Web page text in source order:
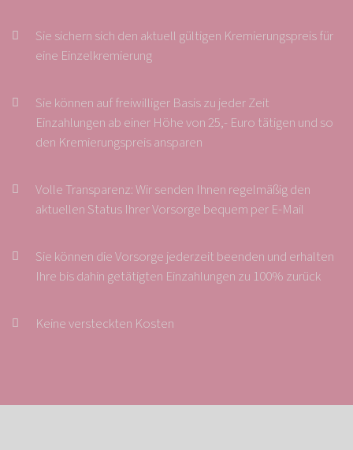
Sie sichern sich den aktuell gültigen Kremierungspreis für
eine Einzelkremierung
Sie können auf freiwilliger Basis zu jeder Zeit
Einzahlungen ab einer Höhe von 25,- Euro tätigen und so
den Kremierungspreis ansparen
Volle Transparenz: Wir senden Ihnen regelmäßig den
aktuellen Status Ihrer Vorsorge bequem per E-Mail
Sie können die Vorsorge jederzeit beenden und erhalten
Ihre bis dahin getätigten Einzahlungen zu 100% zurück
Keine versteckten Kosten